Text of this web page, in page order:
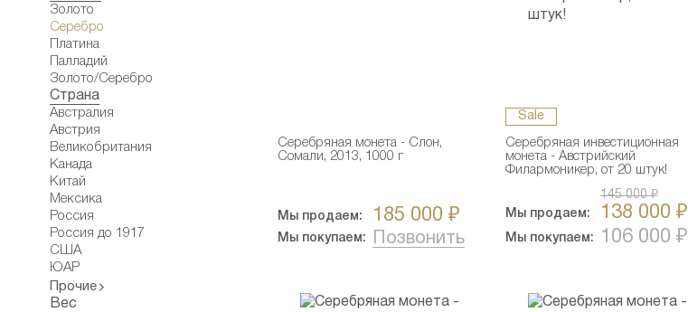
Золото
Серебро
Платина
Палладий
Золото/Серебро
Страна
Австралия
Австрия
Великобритания
Канада
Китай
Мексика
Россия
Россия до 1917
США
ЮАР
Прочие
Вес
Серебряная монета - Слон,
Сомали, 2013, 1000 г
Мы продаем: 185 000 ₽
Мы покупаем: Позвонить
Sale
Серебряная инвестиционная
монета - Австрийский
Филармоникер, от 20 штук!
Мы продаем:
145 000 ₽
138 000 ₽
Мы покупаем: 106 000 ₽